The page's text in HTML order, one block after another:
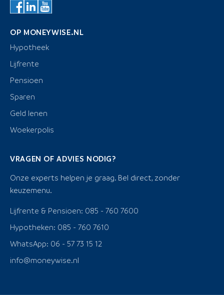
OP MONEYWISE.NL
Hypotheek
Lijfrente
Pensioen
Sparen
Geld lenen
Woekerpolis
VRAGEN OF ADVIES NODIG?
Onze experts helpen je graag. Bel direct, zonder
keuzemenu.
Lijfrente & Pensioen: 085 - 760 7600
Hypotheken: 085 - 760 7610
WhatsApp: 06 - 57 73 15 12
info@moneywise.nl